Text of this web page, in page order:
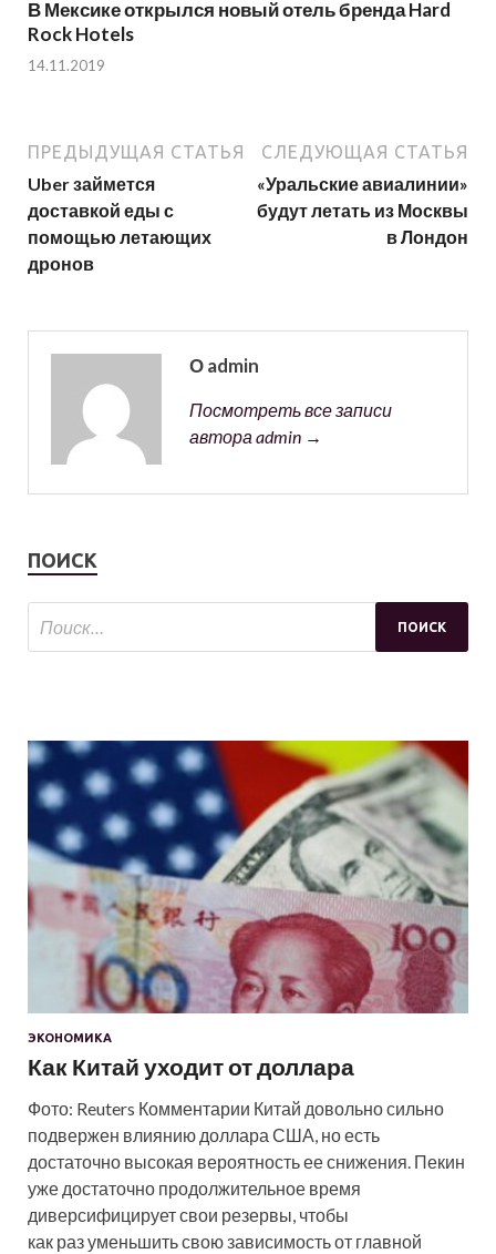
В Мексике открылся новый отель бренда Hard
Rock Hotels
14.11.2019
ПРЕДЫДУЩАЯ СТАТЬЯ
Uber займется
доставкой еды с
помощью летающих
дронов
СЛЕДУЮЩАЯ СТАТЬЯ
«Уральские авиалинии»
будут летать из Москвы
в Лондон
О admin
Посмотреть все записи
автора admin →
ПОИСК
ЭКОНОМИКА
Как Китай уходит от доллара
Фото: Reuters Комментарии Китай довольно сильно
подвержен влиянию доллара США, но есть
достаточно высокая вероятность ее снижения. Пекин
уже достаточно продолжительное время
диверсифицирует свои резервы, чтобы
как раз уменьшить свою зависимость от главной